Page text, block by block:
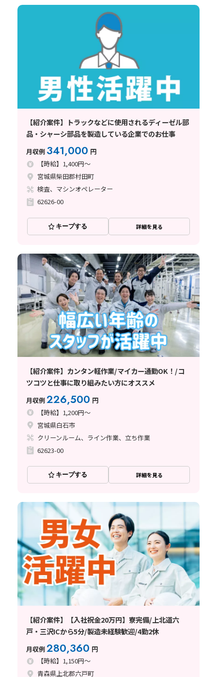
【紹介案件】トラックなどに使用されるディーゼル部
品・シャーシ部品を製造している企業でのお仕事
月収例 341,000 円
【時給】1,400円～
宮城県柴田郡村田町
検査、マシンオペレーター
62626-00
キープする 詳細を見る
【紹介案件】カンタン軽作業/マイカー通勤OK！/コ
ツコツと仕事に取り組みたい方にオススメ
月収例226,500 円
【時給】1,200円～
宮城県白石市
クリーンルーム、ライン作業、立ち作業
62623-00
キープする 詳細を見る
【紹介案件】【入社祝金20万円】寮完備/上北道六
戸・三沢ICから5分/製造未経験歓迎/4勤2休
月収例280,360 円
【時給】1,150円～
青森県上北郡六戸町